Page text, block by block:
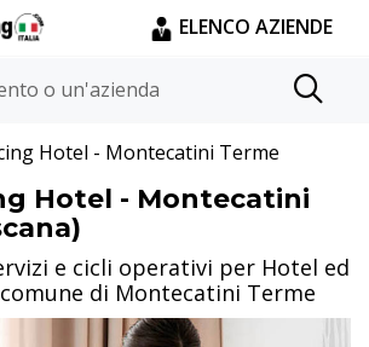
ELENCO AZIENDE
Hotel - Montecatini Terme
Hotel - Montecatini
e cicli operativi per Hotel ed
di Montecatini Terme